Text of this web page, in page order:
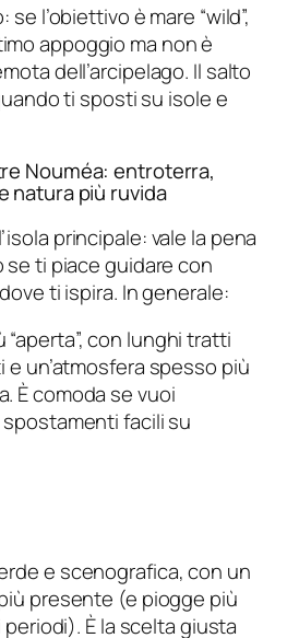
l’obiettivo è mare “wild”,
appoggio ma non è
dell’arcipelago. Il salto
ti sposti su isole e
Nouméa: entroterra,
natura più ruvida
principale: vale la pena
ti piace guidare con
ti ispira. In generale:
“aperta”, con lunghi tratti
un’atmosfera spesso più
È comoda se vuoi
facili su
e scenografica, con un
presente (e piogge più
È la scelta giusta